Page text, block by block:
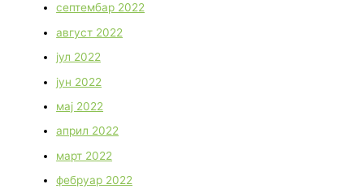
септембар 2022
август 2022
јул 2022
јун 2022
мај 2022
април 2022
март 2022
фебруар 2022